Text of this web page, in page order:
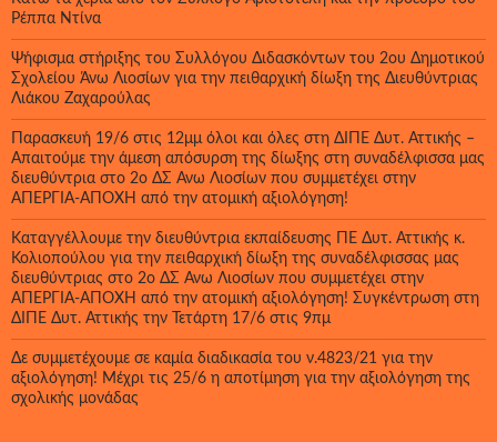
Ρέππα Ντίνα
Ψήφισμα στήριξης του Συλλόγου Διδασκόντων του 2ου Δημοτικού
Σχολείου Άνω Λιοσίων για την πειθαρχική δίωξη της Διευθύντριας
Λιάκου Ζαχαρούλας
Παρασκευή 19/6 στις 12μμ όλοι και όλες στη ΔΙΠΕ Δυτ. Αττικής –
Απαιτούμε την άμεση απόσυρση της δίωξης στη συναδέλφισσα μας
διευθύντρια στο 2ο ΔΣ Άνω Λιοσίων που συμμετέχει στην
ΑΠΕΡΓΙΑ-ΑΠΟΧΗ από την ατομική αξιολόγηση!
Καταγγέλλουμε την διευθύντρια εκπαίδευσης ΠΕ Δυτ. Αττικής κ.
Κολιοπούλου για την πειθαρχική δίωξη της συναδέλφισσας μας
διευθύντριας στο 2ο ΔΣ Άνω Λιοσίων που συμμετέχει στην
ΑΠΕΡΓΙΑ-ΑΠΟΧΗ από την ατομική αξιολόγηση! Συγκέντρωση στη
ΔΙΠΕ Δυτ. Αττικής την Τετάρτη 17/6 στις 9πμ
Δε συμμετέχουμε σε καμία διαδικασία του ν.4823/21 για την
αξιολόγηση! Μέχρι τις 25/6 η αποτίμηση για την αξιολόγηση της
σχολικής μονάδας